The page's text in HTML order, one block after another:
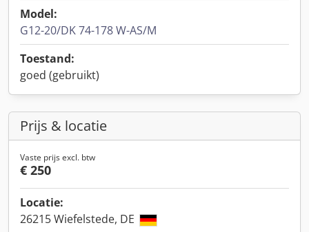
Model:
G12-20/DK 74-178 W-AS/M
Toestand:
goed (gebruikt)
Prijs & locatie
Vaste prijs excl. btw
€ 250
Locatie:
26215 Wiefelstede, DE